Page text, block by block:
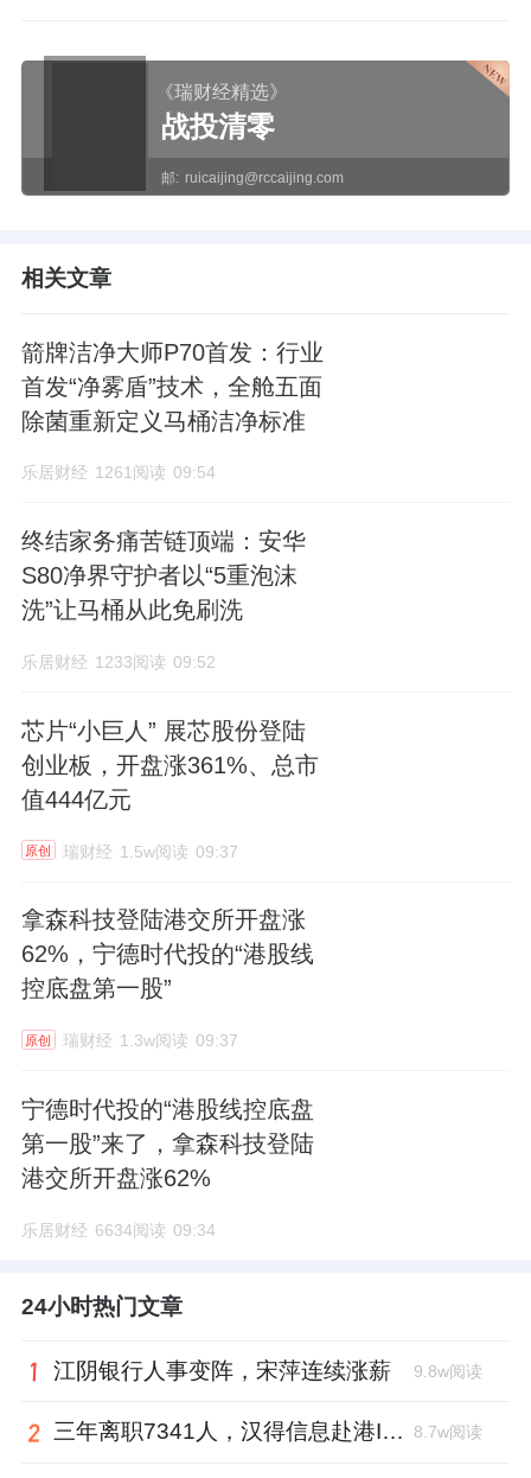
《瑞财经精选》
战投清零
邮: ruicaijing@rccaijing.com
相关文章
箭牌洁净大师P70首发：行业
首发“净雾盾”技术，全舱五面
除菌重新定义马桶洁净标准
乐居财经 1261阅读 09:54
终结家务痛苦链顶端：安华
S80净界守护者以“5重泡沫
洗”让马桶从此免刷洗
乐居财经 1233阅读 09:52
芯片“小巨人” 展芯股份登陆
创业板，开盘涨361%、总市
值444亿元
原创 瑞财经 1.5w阅读 09:37
拿森科技登陆港交所开盘涨
62%，宁德时代投的“港股线
控底盘第一股”
原创 瑞财经 1.3w阅读 09:37
宁德时代投的“港股线控底盘
第一股”来了，拿森科技登陆
港交所开盘涨62%
乐居财经 6634阅读 09:34
24小时热门文章
江阴银行人事变阵，宋萍连续涨薪 9.8w阅读
三年离职7341人，汉得信息赴港IPO前欠缴社保1.55亿元 8.7w阅读